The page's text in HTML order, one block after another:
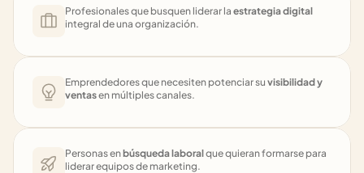
Profesionales que busquen liderar la estrategia digital
integral de una organización.
Emprendedores que necesiten potenciar su visibilidad y
ventas en múltiples canales.
Personas en búsqueda laboral que quieran formarse para
liderar equipos de marketing.